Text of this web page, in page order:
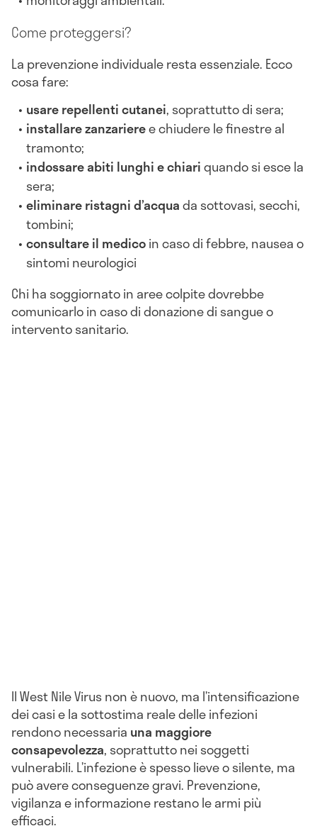
Come proteggersi?
La prevenzione individuale resta essenziale. Ecco
cosa fare:
usare repellenti cutanei, soprattutto di sera;
installare zanzarieree chiudere le finestre al
tramonto;
indossare abiti lunghi e chiariquando si esce la
sera;
eliminare ristagni d’acquada sottovasi, secchi,
tombini;
consultare il medicoin caso di febbre, nausea o
sintomi neurologici
Chi ha soggiornato in aree colpite dovrebbe
comunicarlo in caso di donazione di sangue o
intervento sanitario.
Il West Nile Virus non è nuovo, ma l’intensificazione
dei casi e la sottostima reale delle infezioni
rendono necessaria una maggiore
consapevolezza, soprattutto nei soggetti
vulnerabili. L’infezione è spesso lieve o silente, ma
può avere conseguenze gravi. Prevenzione,
vigilanza e informazione restano le armi più
efficaci.